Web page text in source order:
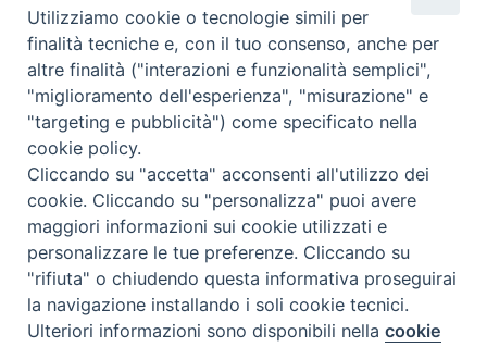
Diocesi di Melfi Rapolla Venosa
• Largo Duomo, 12 - 85025 MELFI (PZ) •
Tel. 0972238604
PEC ufficiale della Diocesi:
diocesi.melfi_rapolla_venosa@legalmail.it
Preferenze Cookie
Utilizziamo cookie o tecnologie simili per
finalità tecniche e, con il tuo consenso, anche per
altre finalità ("interazioni e funzionalità semplici",
"miglioramento dell'esperienza", "misurazione" e
"targeting e pubblicità") come specificato nella
cookie policy.
Cliccando su "accetta" acconsenti all'utilizzo dei
cookie. Cliccando su "personalizza" puoi avere
maggiori informazioni sui cookie utilizzati e
personalizzare le tue preferenze. Cliccando su
"rifiuta" o chiudendo questa informativa proseguirai
la navigazione installando i soli cookie tecnici.
Ulteriori informazioni sono disponibili nellacookie